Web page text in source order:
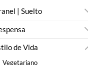
| Suelto
de Vida
Vegetariano